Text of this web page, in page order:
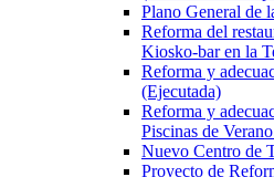
Plano General de
Reforma del
Kiosko-bar en la
Reforma y
(Ejecutada)
Reforma y
Piscinas de
Nuevo Centro de
Proyecto de